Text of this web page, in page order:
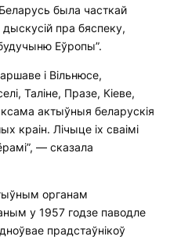
была часткай
пра бяспеку,
Еўропы”.
і Вільнюсе,
Таліне, Празе, Кіеве,
актыўныя беларускія
краін. Лічыце іх сваімі
— сказала
органам
у 1957 годзе паводле
прадстаўнікоў